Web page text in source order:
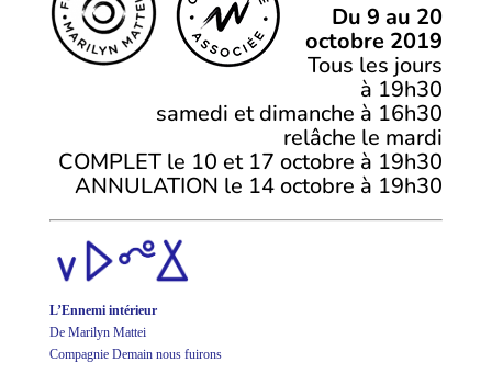
Du 9 au 20
octobre 2019
Tous les jours
à 19h30
samedi et dimanche à 16h30
relâche le mardi
COMPLET le 10 et 17 octobre à 19h30
ANNULATION le 14 octobre à 19h30
L’Ennemi intérieur
De Marilyn Mattei
Compagnie Demain nous fuirons